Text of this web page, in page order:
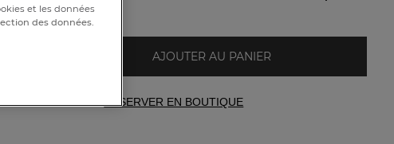
AJOUTER AU PANIER
RÉSERVER EN BOUTIQUE
et les données
des données.